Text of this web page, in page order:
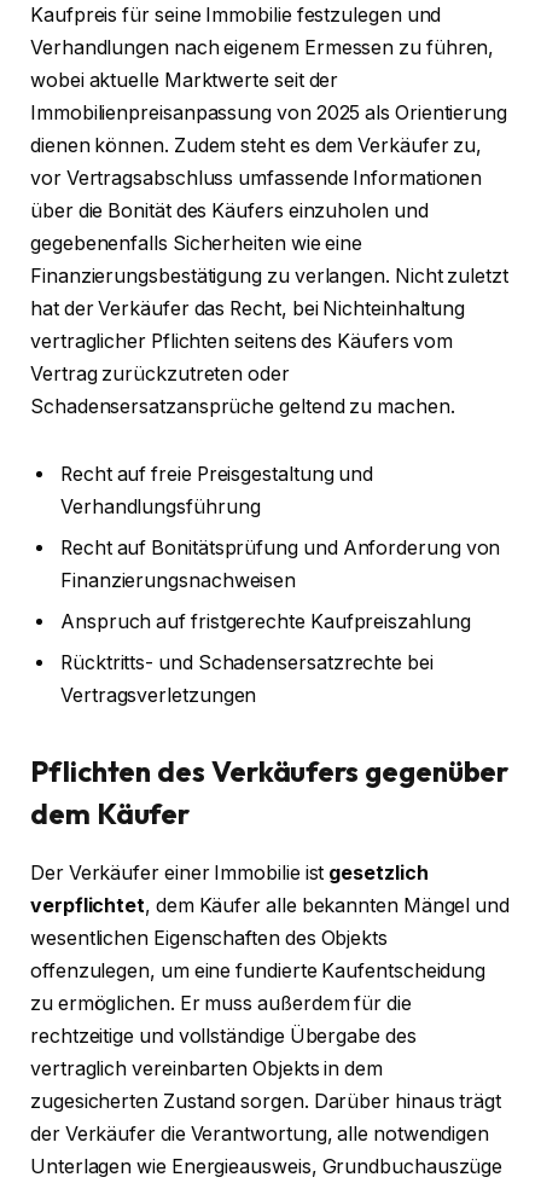
Kaufpreis für seine Immobilie festzulegen und
Verhandlungen nach eigenem Ermessen zu führen,
wobei aktuelle Marktwerte seit der
Immobilienpreisanpassung von 2025 als Orientierung
dienen können. Zudem steht es dem Verkäufer zu,
vor Vertragsabschluss umfassende Informationen
über die Bonität des Käufers einzuholen und
gegebenenfalls Sicherheiten wie eine
Finanzierungsbestätigung zu verlangen. Nicht zuletzt
hat der Verkäufer das Recht, bei Nichteinhaltung
vertraglicher Pflichten seitens des Käufers vom
Vertrag zurückzutreten oder
Schadensersatzansprüche geltend zu machen.
Recht auf freie Preisgestaltung und
Verhandlungsführung
Recht auf Bonitätsprüfung und Anforderung von
Finanzierungsnachweisen
Anspruch auf fristgerechte Kaufpreiszahlung
Rücktritts- und Schadensersatzrechte bei
Vertragsverletzungen
Pflichten des Verkäufers gegenüber
dem Käufer
Der Verkäufer einer Immobilie ist gesetzlich
verpflichtet, dem Käufer alle bekannten Mängel und
wesentlichen Eigenschaften des Objekts
offenzulegen, um eine fundierte Kaufentscheidung
zu ermöglichen. Er muss außerdem für die
rechtzeitige und vollständige Übergabe des
vertraglich vereinbarten Objekts in dem
zugesicherten Zustand sorgen. Darüber hinaus trägt
der Verkäufer die Verantwortung, alle notwendigen
Unterlagen wie Energieausweis, Grundbuchauszüge